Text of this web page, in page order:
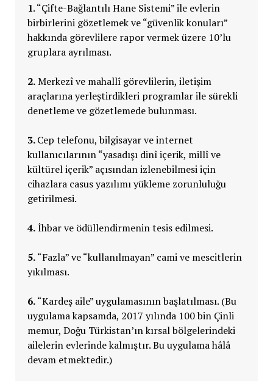
1. “Çifte-Bağlantılı Hane Sistemi” ile evlerin
birbirlerini gözetlemek ve “güvenlik konuları”
hakkında görevlilere rapor vermek üzere 10’lu
gruplara ayrılması.
2.Merkezî ve mahallî görevlilerin, iletişim
araçlarına yerleştirdikleri programlar ile sürekli
denetleme ve gözetlemede bulunması.
3.Cep telefonu, bilgisayar ve internet
kullanıcılarının “yasadışı dinî içerik, millî ve
kültürel içerik” açısından izlenebilmesi için
cihazlara casus yazılımı yükleme zorunluluğu
getirilmesi.
4.İhbar ve ödüllendirmenin tesis edilmesi.
5.“Fazla” ve “kullanılmayan” cami ve mescitlerin
yıkılması.
6.“Kardeş aile” uygulamasının başlatılması. (Bu
uygulama kapsamda, 2017 yılında 100 bin Çinli
memur, Doğu Türkistan’ın kırsal bölgelerindeki
ailelerin evlerinde kalmıştır. Bu uygulama hâlâ
devam etmektedir.)